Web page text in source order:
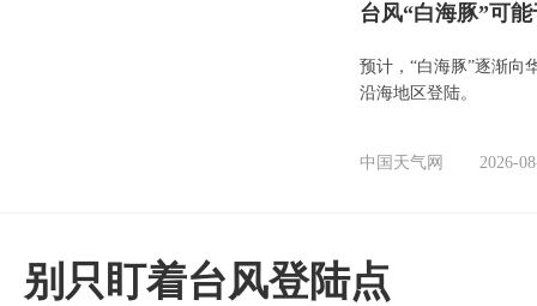
台风“白海豚”可
预计，“白海豚”逐渐向
沿海地区登陆。
中国天气网 2026-
别只盯着台风登陆点